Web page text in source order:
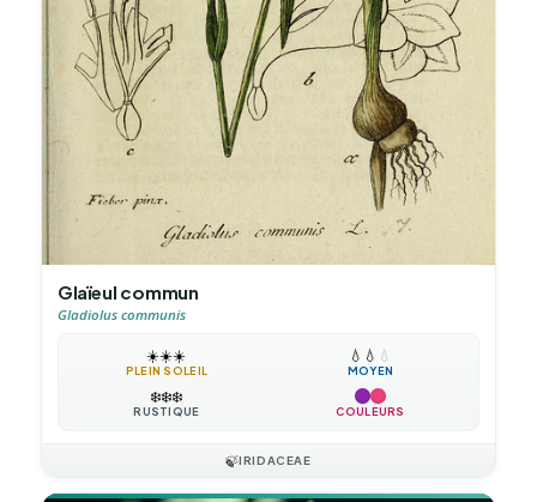
Glaïeul commun
Gladiolus communis
☀️☀️☀️
PLEIN SOLEIL
💧 💧 💧
MOYEN
❄️❄️❄️
RUSTIQUE COULEURS
🍃IRIDACEAE